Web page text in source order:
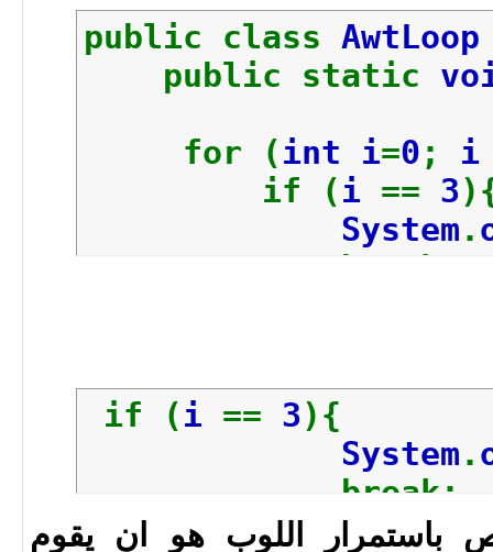
public class
public static
for (int i=0 ;
if (i == 3
System .
}
}
if (i == 3){
System .
}
باستمرار اللوب هو ان يقوم